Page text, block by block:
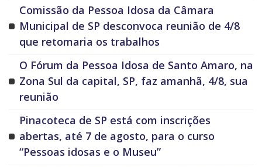
Comissão da Pessoa Idosa da Câmara
Municipal de SP desconvoca reunião de 4/8
que retomaria os trabalhos
O Fórum da Pessoa Idosa de Santo Amaro, na
Zona Sul da capital, SP, faz amanhã, 4/8, sua
reunião
Pinacoteca de SP está com inscrições
abertas, até 7 de agosto, para o curso
“Pessoas idosas e o Museu”